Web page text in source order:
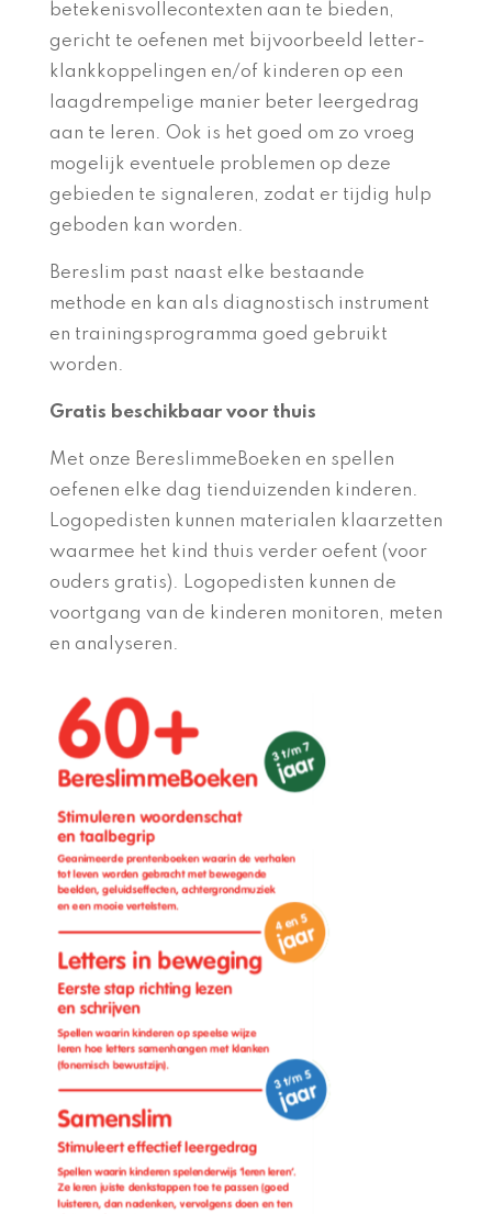
betekenisvollecontexten aan te bieden,
gericht te oefenen met bijvoorbeeld letter-
klankkoppelingen en/of kinderen op een
laagdrempelige manier beter leergedrag
aan te leren. Ook is het goed om zo vroeg
mogelijk eventuele problemen op deze
gebieden te signaleren, zodat er tijdig hulp
geboden kan worden.
Bereslim past naast elke bestaande
methode en kan als diagnostisch instrument
en trainingsprogramma goed gebruikt
worden.
Gratis beschikbaar voor thuis
Met onze BereslimmeBoeken en spellen
oefenen elke dag tienduizenden kinderen.
Logopedisten kunnen materialen klaarzetten
waarmee het kind thuis verder oefent (voor
ouders gratis). Logopedisten kunnen de
voortgang van de kinderen monitoren, meten
en analyseren.